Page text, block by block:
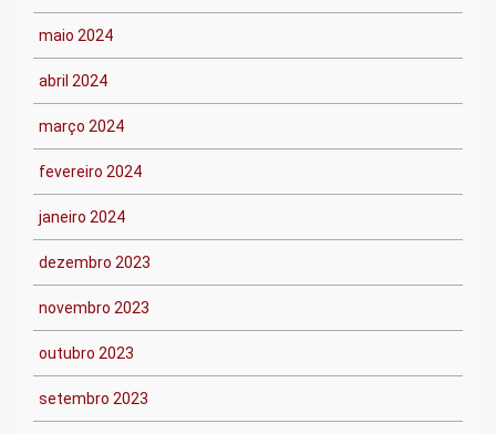
maio 2024
abril 2024
março 2024
fevereiro 2024
janeiro 2024
dezembro 2023
novembro 2023
outubro 2023
setembro 2023